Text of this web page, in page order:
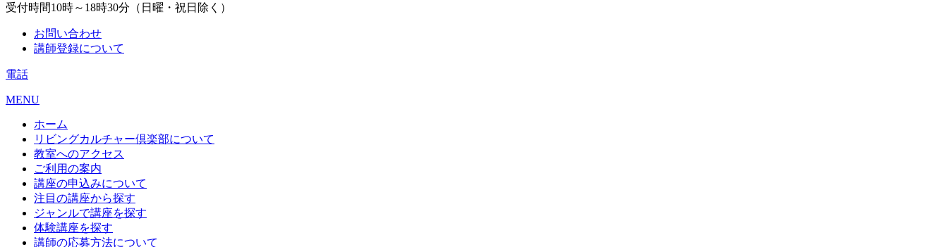
受付時間10時～18時30分（日曜・祝日除く）
お問い合わせ
講師登録について
電話
MENU
ホーム
リビングカルチャー倶楽部について
教室へのアクセス
ご利用の案内
講座の申込みについて
注目の講座から探す
ジャンルで講座を探す
体験講座を探す
講師の応募方法について